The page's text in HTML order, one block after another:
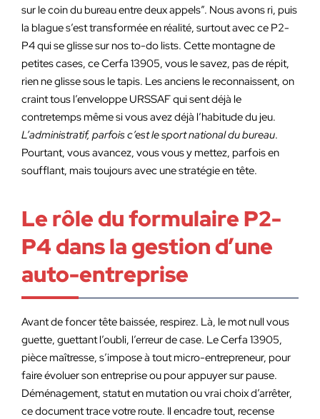
sur le coin du bureau entre deux appels”. Nous avons ri, puis
la blague s’est transformée en réalité, surtout avec ce P2-
P4 qui se glisse sur nos to-do lists. Cette montagne de
petites cases, ce Cerfa 13905, vous le savez, pas de répit,
rien ne glisse sous le tapis. Les anciens le reconnaissent, on
craint tous l’enveloppe URSSAF qui sent déjà le
contretemps même si vous avez déjà l’habitude du jeu.
L’administratif, parfois c’est le sport national du bureau.
Pourtant, vous avancez, vous vous y mettez, parfois en
soufflant, mais toujours avec une stratégie en tête.
Le rôle du formulaire P2-
P4 dans la gestion d’une
auto-entreprise
Avant de foncer tête baissée, respirez. Là, le mot null vous
guette, guettant l’oubli, l’erreur de case. Le Cerfa 13905,
pièce maîtresse, s’impose à tout micro-entrepreneur, pour
faire évoluer son entreprise ou pour appuyer sur pause.
Déménagement, statut en mutation ou vrai choix d’arrêter,
ce document trace votre route. Il encadre tout, recense